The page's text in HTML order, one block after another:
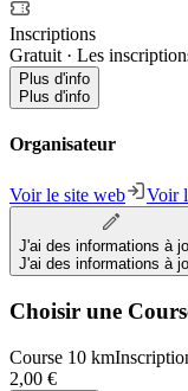
Inscriptions
Gratuit · Les
Plus d'info
Plus d'info
Organisateur
Voir le site web Voir
J'ai des informations à
J'ai des informations à
Choisir une
Course 10 km
2,00 €